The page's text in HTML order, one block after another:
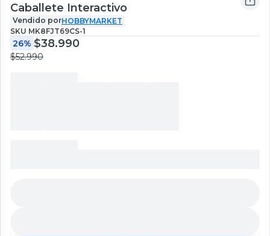
Caballete Interactivo
Vendido porHOBBYMARKET
SKU MK8FJT69CS-1
26% $38.990
$52.990